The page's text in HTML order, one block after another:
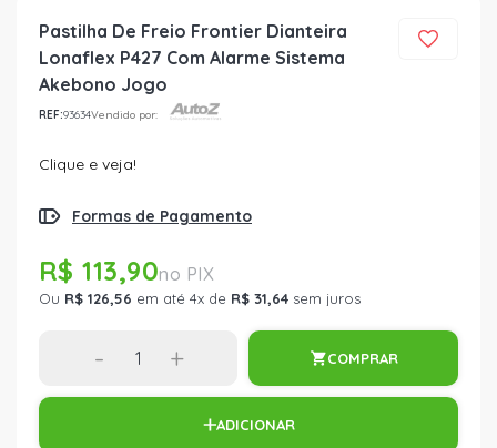
Pastilha De Freio Frontier Dianteira
Lonaflex P427 Com Alarme Sistema
Akebono Jogo
REF:93634Vendido por:
Clique e veja!
Formas de Pagamento
R$ 113,90
Ou R$ 126,56 em até 4x de R$ 31,64 sem juros
- + COMPRAR
ADICIONAR